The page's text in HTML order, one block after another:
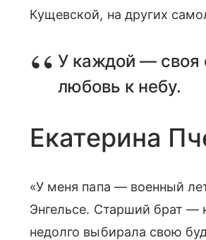
Кущевской, на других
У каждой — своя
любовь к небу.
Екатерина
«У меня папа — военный
Энгельсе. Старший брат —
недолго выбирала свою